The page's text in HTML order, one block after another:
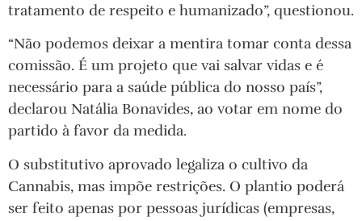
tratamento de respeito e humanizado”, questionou.
“Não podemos deixar a mentira tomar conta dessa
comissão. É um projeto que vai salvar vidas e é
necessário para a saúde pública do nosso país”,
declarou Natália Bonavides, ao votar em nome do
partido à favor da medida.
O substitutivo aprovado legaliza o cultivo da
Cannabis, mas impõe restrições. O plantio poderá
ser feito apenas por pessoas jurídicas (empresas,